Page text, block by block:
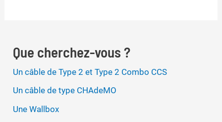
Que cherchez-vous ?
Un câble de Type 2 et Type 2 Combo CCS
Un câble de type CHAdeMO
Une Wallbox